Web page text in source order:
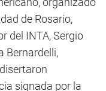
de Rosario,
del INTA, Sergio
Bernardelli,
signada por la